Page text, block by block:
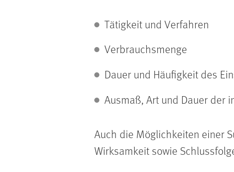
Tätigkeit und Verfahren
Verbrauchsmenge
Dauer und Häufigkeit des
Ausmaß, Art und Dauer der
Auch die Möglichkeiten einer
Wirksamkeit sowie